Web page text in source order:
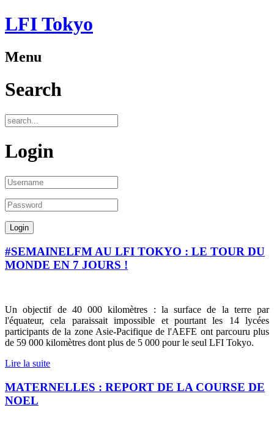
LFI Tokyo
Menu
Search
Login
#SEMAINELFM AU LFI TOKYO : LE TOUR DU
MONDE EN 7 JOURS !
Un objectif de 40 000 kilomètres : la surface de la terre par
l'équateur, cela paraissait impossible et pourtant les 14 lycées
participants de la zone Asie-Pacifique de l'AEFE ont parcouru plus
de 59 000 kilomètres dont plus de 5 000 pour le seul LFI Tokyo.
Lire la suite
MATERNELLES : REPORT DE LA COURSE DE
NOEL